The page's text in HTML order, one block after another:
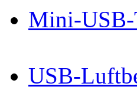
Mini-USB-
USB-